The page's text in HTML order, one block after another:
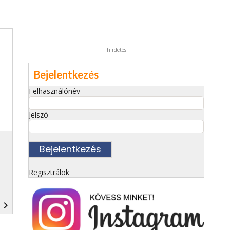
navigate_next
hirdetés
Bejelentkezés
Felhasználónév
Jelszó
Regisztrálok